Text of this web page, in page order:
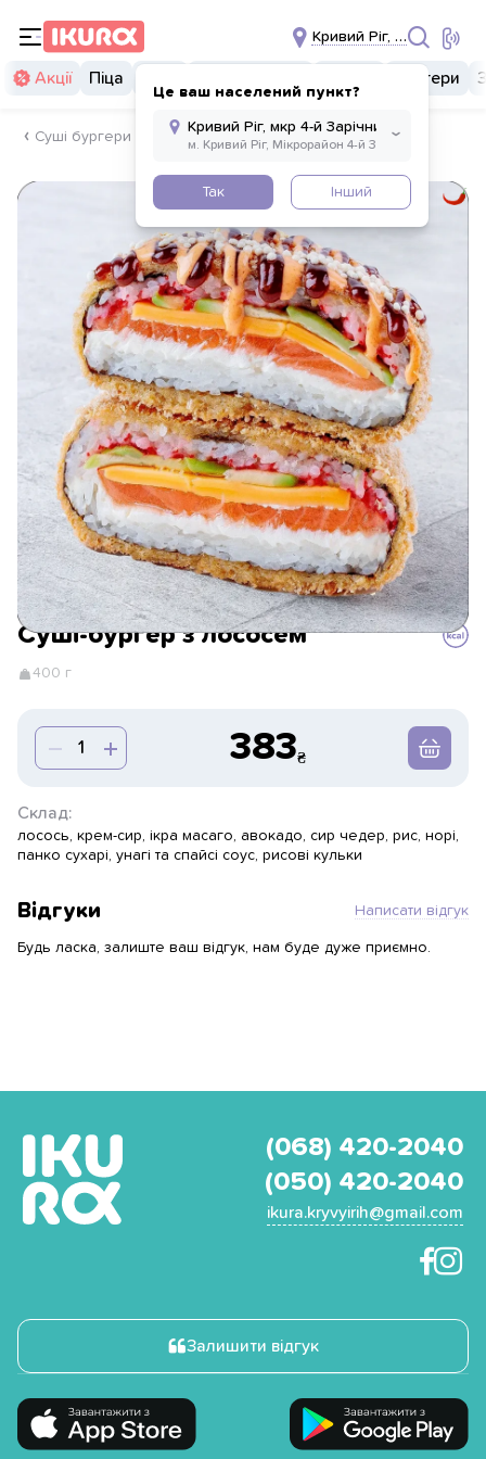
Кривий Ріг, мкр 4-й
Це ваш населений пункт?
Так Інший
Акції Піца Бургери
Суші бургери
Суші-бургер з лососем
400 г
383
Склад:
лосось, крем-сир, ікра масаго, авокадо, сир чедер, рис, норі,
панко сухарі, унагі та спайсі соус, рисові кульки
Відгуки Написати відгук
Будь ласка, залиште ваш відгук, нам буде дуже приємно.
(068) 420-2040
(050) 420-2040
ikura.kryvyirih@gmail.com
Залишити відгук